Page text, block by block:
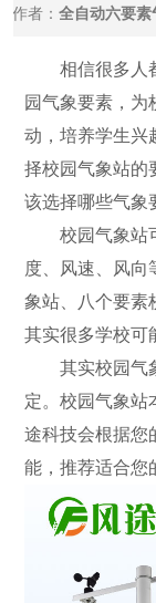
作者： 全自动六要素
相信很多人都
园气象要素，为
动，培养学生兴
择校园气象站的
该选择哪些气象
校园气象站可
度、风速、风向
象站、八个要素
其实很多学校可
其实校园气象
定。校园气象站
途科技会根据您
能，推荐适合您